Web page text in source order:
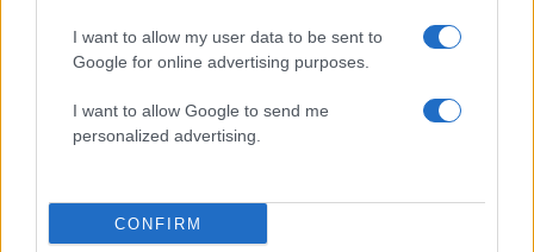
I want to allow my user data to be sent to
Google for online advertising purposes.
I want to allow Google to send me
personalized advertising.
CONFIRM
Πιο δημοφιλή
πρώην στελέχη κατά Καρυστιανού: «Δεν
αποχωρήσαμε για καρέκλες», αιχμές για
«συγκεντρωτικό μοντέλο»